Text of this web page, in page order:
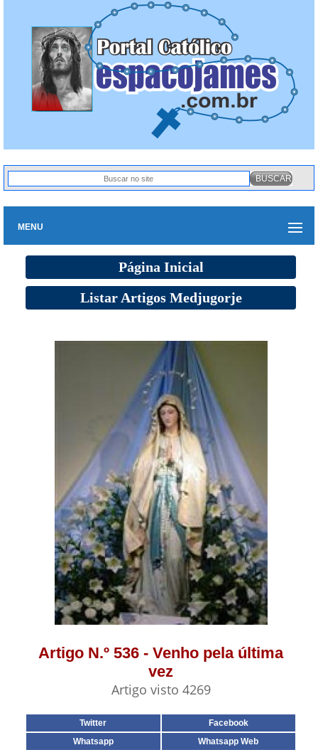
MENU
Página Inicial
Listar Artigos Medjugorje
Artigo N.º 536 - Venho pela última
vez
Artigo visto 4269
Twitter
Facebook
Whatsapp
Whatsapp Web